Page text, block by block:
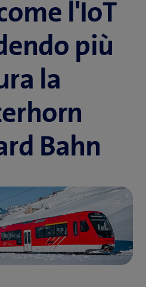
l'IoT
più
la
Bahn